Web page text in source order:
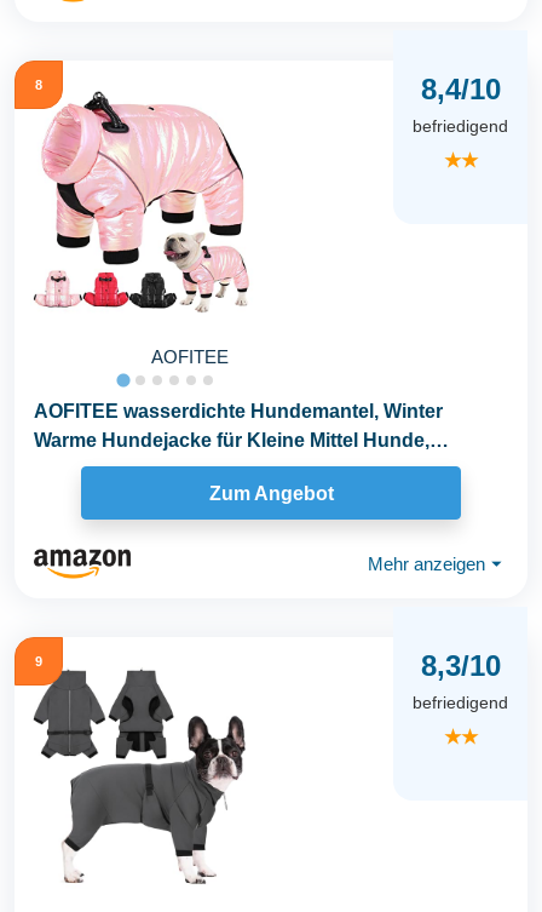
8
AOFITEE
8,4/10
befriedigend
★★
AOFITEE wasserdichte Hundemantel, Winter
Warme Hundejacke für Kleine Mittel Hunde,
Winddichte Hunde...
Zum Angebot
Mehr anzeigen ⏷
9 8,3/10
befriedigend
★★